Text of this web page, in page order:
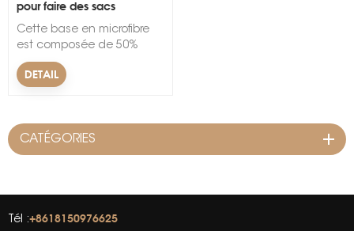
pour faire des sacs
Cette base en microfibre
est composée de 50%
nylon + 50% PU, largement
utilisée dans l'entoilage,
poucesApplication : sacs,
chaussures et vêtements.
canapé, siège auto
DETAIL
CATÉGORIES
Tél :+8618150976625